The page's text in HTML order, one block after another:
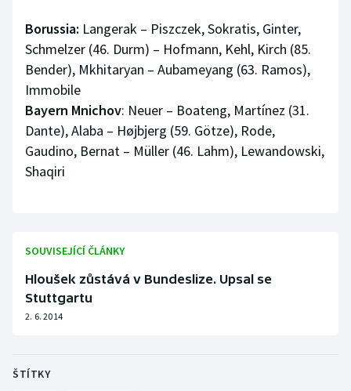
Plážový volejbal
Ragby
Rychlobruslení
Rychlostní kanoistika
Short track
Stolní tenis
Triatlon
Veslování
Borussia: Langerak – Piszczek, Sokratis, Ginter,
Schmelzer (46. Durm) – Hofmann, Kehl, Kirch (85.
Bender), Mkhitaryan – Aubameyang (63. Ramos),
Immobile
Bayern Mnichov: Neuer – Boateng, Martínez (31.
Dante), Alaba – Højbjerg (59. Götze), Rode,
Gaudino, Bernat – Müller (46. Lahm), Lewandowski,
Shaqiri
SOUVISEJÍCÍ ČLÁNKY
Hloušek zůstává v Bundeslize. Upsal se
Stuttgartu
2. 6. 2014
ŠTÍTKY